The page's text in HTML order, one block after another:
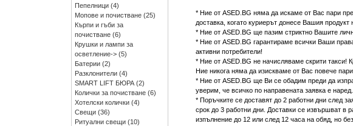
* Ние от ASED.BG няма да искаме от Вас пари
доставка, когато куриерът донесе Вашия продукт
* Ние от ASED.BG ще пазим стриктно Вашите
* Ние от ASED.BG гарантираме всички Ваши
активни потребители!
* Ние от ASED.BG не начисляваме скрити такси!
Ние никога няма да изискваме от Вас повече
* Ние от ASED.BG ще Ви се обадим преди да
уверим, че всичко по направената заявка е наред.
* Поръчките се доставят до 2 работни дни след
срок до 3 работни дни. Доставки се извършват в
изпълнение до 12 или след 12 часа на обяд, но
Пепелници (4)
Мопове и почистване (25)
Кърпи и гъби за
почистване (6)
Крушки и лампи за
осветление-> (5)
Батерии (2)
Разклонители (4)
SMART LIFT БЮРА (2)
Колички за почистване (6)
Хотелски колички (4)
Свещи (36)
Ритуални свещи (10)